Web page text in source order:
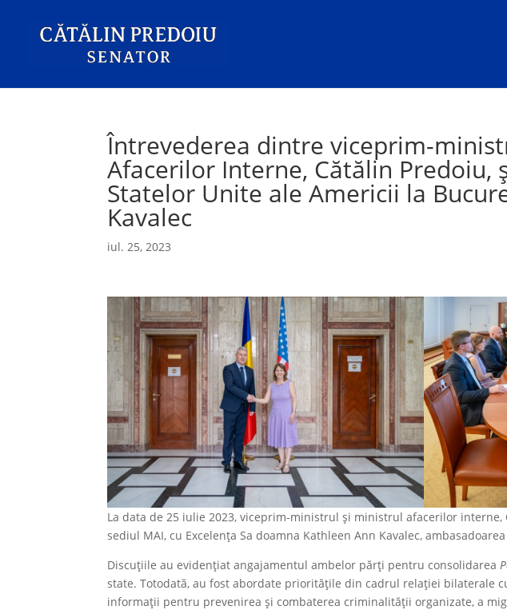
Întrevederea dintre viceprim-
Afacerilor Interne, Cătălin Predoiu,
Statelor Unite ale Americii la
Kavalec
iul. 25, 2023
La data de 25 iulie 2023, viceprim-ministrul și ministrul afacerilor interne,
sediul MAI, cu Excelenţa Sa doamna Kathleen Ann Kavalec,
Discuțiile au evidențiat angajamentul ambelor părți pentru consolidarea
state. Totodată, au fost abordate prioritățile din cadrul relației bilaterale
informații pentru prevenirea și combaterea criminalității organizate, a